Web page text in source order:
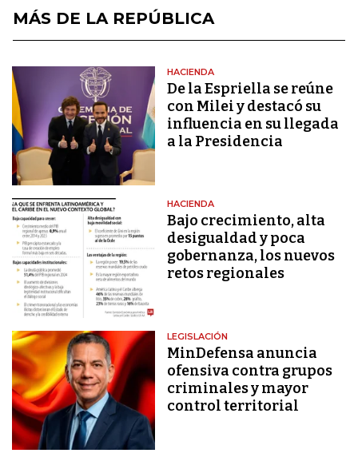
MÁS DE LA REPÚBLICA
HACIENDA
De la Espriella se reúne
con Milei y destacó su
influencia en su llegada
a la Presidencia
HACIENDA
Bajo crecimiento, alta
desigualdad y poca
gobernanza, los nuevos
retos regionales
LEGISLACIÓN
MinDefensa anuncia
ofensiva contra grupos
criminales y mayor
control territorial